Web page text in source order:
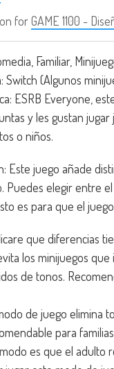
forGAME 1100 -
Familiar,
Switch (Algunos
ESRB Everyone,
y les gustan
o niños.
Este juego añade
Puedes elegir entre
es para que el
que diferencias
los minijuegos
de tonos.
de juego elimina
para
es que el adulto